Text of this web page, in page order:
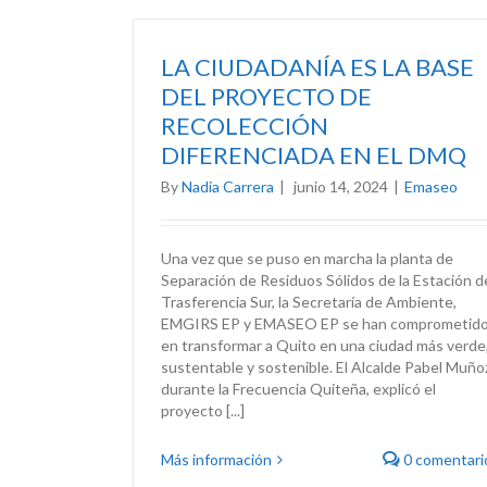
LA CIUDADANÍA ES LA BASE
DEL PROYECTO DE
RECOLECCIÓN
DIFERENCIADA EN EL DMQ
ByNadia Carrera | junio 14, 2024 | Emaseo
Una vez que se puso en marcha la planta de
Separación de Residuos Sólidos de la Estación
Trasferencia Sur, la Secretaría de Ambiente,
EMGIRS EP y EMASEO EP se han comprometido
en transformar a Quito en una ciudad más verde,
sustentable y sostenible. El Alcalde Pabel
durante la Frecuencia Quiteña, explicó el
proyecto [...]
Más información 0